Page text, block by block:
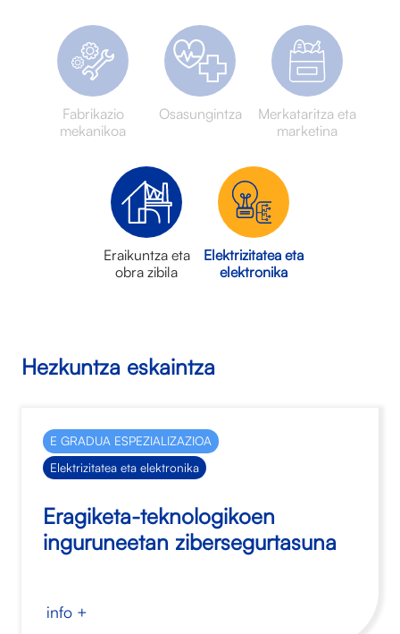
Fabrikazio
mekanikoa
Osasungintza
Merkataritza eta
marketina
Eraikuntza eta
obra zibila
Elektrizitatea eta
elektronika
Hezkuntza eskaintza
E GRADUA ESPEZIALIZAZIOA
Elektrizitatea eta elektronika
Eragiketa-teknologikoen
inguruneetan zibersegurtasuna
info +